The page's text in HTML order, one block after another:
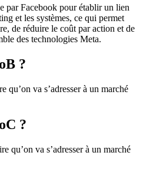
par Facebook pour établir un lien
et les systèmes, ce qui permet
de réduire le coût par action et de
des technologies Meta.
?
qu’on va s’adresser à un marché
?
qu’on va s’adresser à un marché